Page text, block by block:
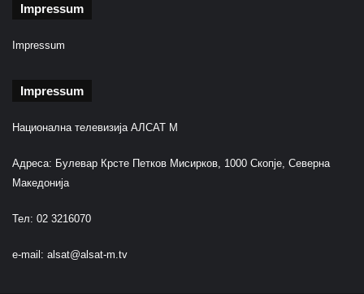
Impressum
Impressum
Impressum
Национална телевизија АЛСАТ М
Адреса: Булевар Крсте Петков Мисирков, 1000 Скопје, Северна
Македонија
Тел: 02 3216070
e-mail: alsat@alsat-m.tv